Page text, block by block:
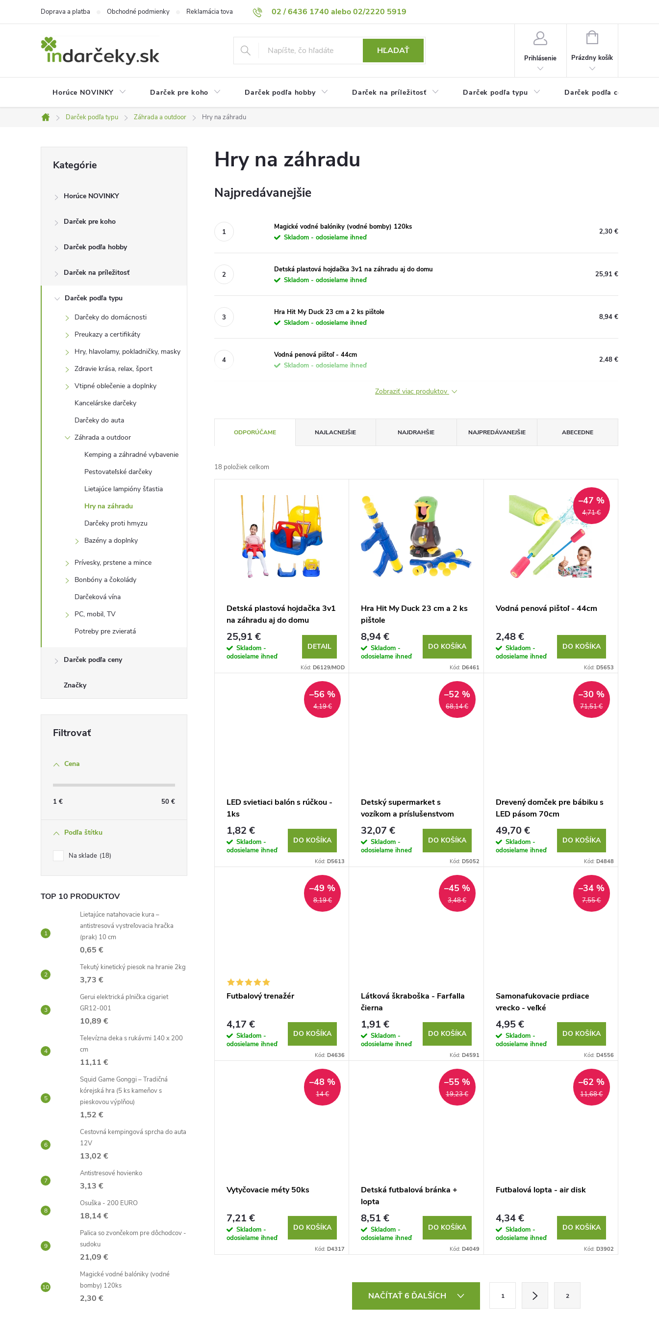
02 / 6436 1740 alebo 02/2220 5919
Doprava a platba Obchodné podmienky Reklamácia tovaru Vrátenie tovaru Podmienky ochrany osobných údajov
HĽADAŤ
Prihlásenie
NÁKUPNÝ
Prázdny košík
Horúce NOVINKY Darček pre koho Darček podľa hobby Darček na príležitosť Darček podľa typu Darček podľa ceny
Domov
Darček podľa typu Záhrada a outdoor Hry na záhradu
p
kategórie
Kategórie
Horúce NOVINKY
Darček pre koho
Darček podľa hobby
Darček na príležitosť
Darček podľa typu
Darčeky do domácnosti
Preukazy a certifikáty
Hry, hlavolamy, pokladničky, masky
Zdravie krása, relax, šport
Vtipné oblečenie a doplnky
Kancelárske darčeky
Darčeky do auta
Záhrada a outdoor
Kemping a záhradné vybavenie
Pestovateľské darčeky
Lietajúce lampióny šťastia
Hry na záhradu
Darčeky proti hmyzu
Bazény a doplnky
Prívesky, prstene a mince
Bonbóny a čokolády
Darčeková vína
PC, mobil, TV
Potreby pre zvieratá
Darček podľa ceny
Značky
Cena
1 € 50 €
Podľa štítku
Na sklade 18
TOP 10 PRODUKTOV
Lietajúce natahovacie kura –
antistresová vystreľovacia hračka
(prak) 10 cm
0,65 €
Tekutý kinetický piesok na hranie 2kg
3,73 €
Gerui elektrická plnička cigariet
GR12-001
10,89 €
Televízna deka s rukávmi 140 x 200
cm
11,11 €
Squid Game Gonggi – Tradičná
kórejská hra (5 ks kameňov s
pieskovou výplňou)
1,52 €
Cestovná kempingová sprcha do auta
12V
13,02 €
Antistresové hovienko
3,13 €
Osuška - 200 EURO
18,14 €
Palica so zvončekom pre dôchodcov -
sudoku
21,09 €
Magické vodné balóniky (vodné
bomby) 120ks
2,30 €
Hry na záhradu
Najpredávanejšie
Magické vodné balóniky (vodné bomby) 120ks
Skladom - odosielame ihneď
2,30 €
Detská plastová hojdačka 3v1 na záhradu aj do domu
Skladom - odosielame ihneď
25,91 €
Hra Hit My Duck 23 cm a 2 ks pištole
Skladom - odosielame ihneď
8,94 €
Vodná penová pištoľ - 44cm
Skladom - odosielame ihneď
2,48 €
Zobraziť viac produktov
a
d
d
ODPORÚČAME NAJLACNEJŠIE NAJDRAHŠIE NAJPREDÁVANEJŠIE ABECEDNE
18 položiek celkom
Detská plastová hojdačka 3v1
na záhradu aj do domu
25,91 €
Skladom -
odosielame ihneď
DETAIL
Kód:D6129/MOD
Hra Hit My Duck 23 cm a 2 ks
pištole
8,94 €
Skladom -
odosielame ihneď
DO KOŠÍKA
Kód: D6461
4,71 €
–47 %
Vodná penová pištoľ - 44cm
2,48 €
Skladom -
odosielame ihneď
DO KOŠÍKA
Kód: D5653
4,19 €
–56 %
LED svietiaci balón s rúčkou -
1ks
1,82 €
Skladom -
odosielame ihneď
DO KOŠÍKA
Kód:D5613
68,14 €
–52 %
Detský supermarket s
vozíkom a príslušenstvom
32,07 €
Skladom -
odosielame ihneď
DO KOŠÍKA
Kód: D5052
71,51 €
–30 %
Drevený domček pre bábiku s
LED pásom 70cm
49,70 €
Skladom -
odosielame ihneď
DO KOŠÍKA
Kód: D4848
8,19 €
–49 %
Futbalový trenažér
4,17 €
Skladom -
odosielame ihneď
DO KOŠÍKA
Kód:D4636
3,48 €
–45 %
Látková škraboška - Farfalla
čierna
1,91 €
Skladom -
odosielame ihneď
DO KOŠÍKA
Kód: D4591
7,55 €
–34 %
Samonafukovacie prdiace
vrecko - veľké
4,95 €
Skladom -
odosielame ihneď
DO KOŠÍKA
Kód: D4556
14 €
–48 %
Vytyčovacie méty 50ks
7,21 €
Skladom -
odosielame ihneď
DO KOŠÍKA
Kód:D4317
19,23 €
–55 %
Detská futbalová bránka +
lopta
8,51 €
Skladom -
odosielame ihneď
DO KOŠÍKA
Kód: D4049
11,68 €
–62 %
Futbalová lopta - air disk
4,34 €
Skladom -
odosielame ihneď
DO KOŠÍKA
Kód: D3902
NAČÍTAŤ 6 ĎALŠÍCH 1 2